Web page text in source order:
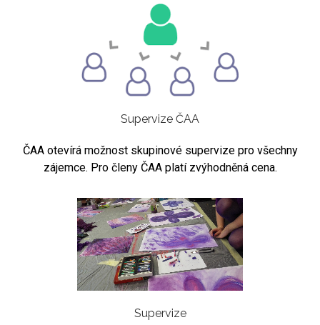
Supervize ČAA
ČAA otevírá možnost skupinové supervize pro všechny
zájemce. Pro členy ČAA platí zvýhodněná cena.
Supervize